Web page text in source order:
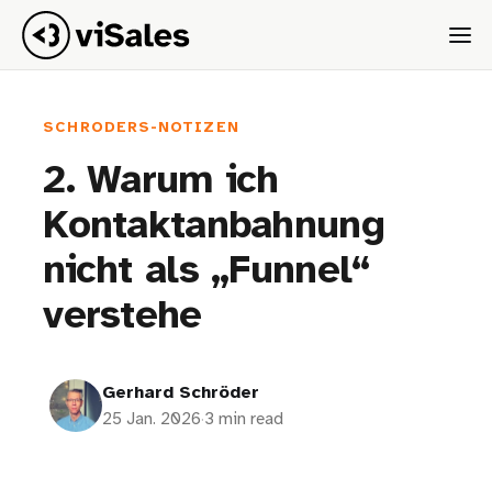
SCHRODERS-NOTIZEN
2. Warum ich
Kontaktanbahnung
nicht als „Funnel“
verstehe
Gerhard Schröder
25 Jan. 2026·3 min read